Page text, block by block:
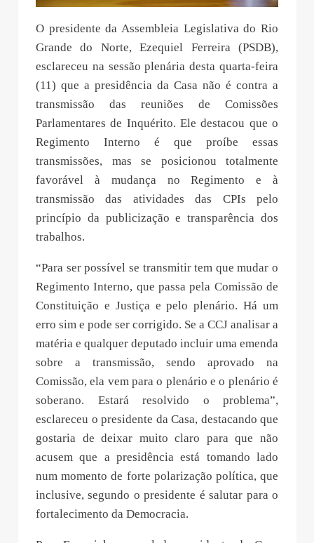
O presidente da Assembleia Legislativa do Rio
Grande do Norte, Ezequiel Ferreira (PSDB),
esclareceu na sessão plenária desta quarta-feira
(11) que a presidência da Casa não é contra a
transmissão das reuniões de Comissões
Parlamentares de Inquérito. Ele destacou que o
Regimento Interno é que proíbe essas
transmissões, mas se posicionou totalmente
favorável à mudança no Regimento e à
transmissão das atividades das CPIs pelo
princípio da publicização e transparência dos
trabalhos.
“Para ser possível se transmitir tem que mudar o
Regimento Interno, que passa pela Comissão de
Constituição e Justiça e pelo plenário. Há um
erro sim e pode ser corrigido. Se a CCJ analisar a
matéria e qualquer deputado incluir uma emenda
sobre a transmissão, sendo aprovado na
Comissão, ela vem para o plenário e o plenário é
soberano. Estará resolvido o problema”,
esclareceu o presidente da Casa, destacando que
gostaria de deixar muito claro para que não
acusem que a presidência está tomando lado
num momento de forte polarização política, que
inclusive, segundo o presidente é salutar para o
fortalecimento da Democracia.